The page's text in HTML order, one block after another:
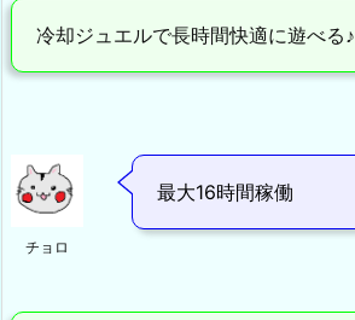
冷却ジュエルで長時間快適に遊べる♪
チョロ
最大16時間稼働